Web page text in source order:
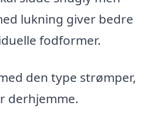
lukning giver bedre
fodformer.
den type strømper,
derhjemme.